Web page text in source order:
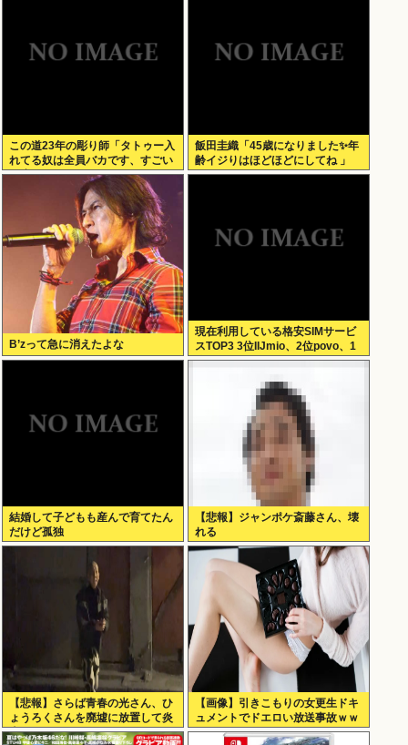
この道23年の彫り師「タトゥー入
れてる奴は全員バカです、すごい
民度低い」
飯田圭織「45歳になりました✨年
齢イジりはほどほどにしてね 」
B’zって急に消えたよな
現在利用している格安SIMサービ
スTOP3 3位IIJmio、2位povo、1
位ahamo
結婚して子どもも産んで育てたん
だけど孤独
【悲報】ジャンポケ斎藤さん、壊
れる
【悲報】さらば青春の光さん、ひ
ょうろくさんを廃墟に放置して炎
上www
【画像】引きこもりの女更生ドキ
ュメントでドエロい放送事故ｗｗ
ｗ